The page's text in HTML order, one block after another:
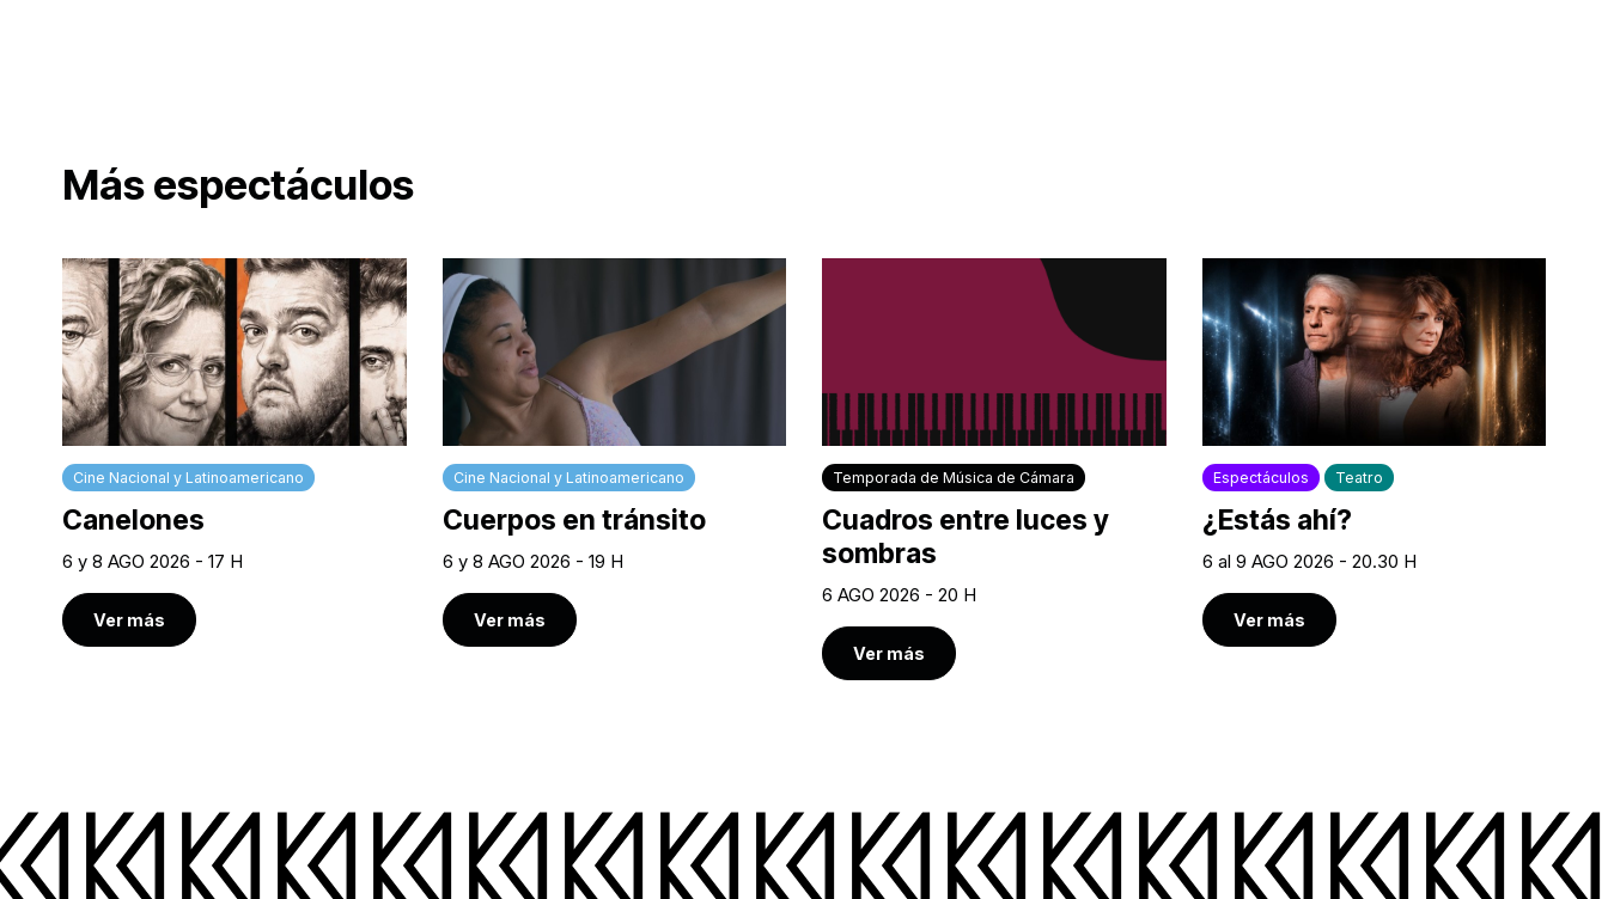
Más espectáculos
Cine Nacional y Latinoamericano
Canelones
6 y 8 AGO 2026 - 17 H
Ver más
Cine Nacional y Latinoamericano
Cuerpos en tránsito
6 y 8 AGO 2026 - 19 H
Ver más
Temporada de Música de Cámara
Cuadros entre luces y
sombras
6 AGO 2026 - 20 H
Ver más
Espectáculos Teatro
¿Estás ahí?
6 al 9 AGO 2026 - 20.30 H
Ver más